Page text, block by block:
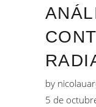
by
5 de